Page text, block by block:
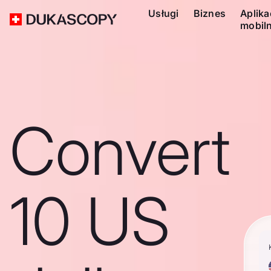
Usługi Biznes
Convert
10 US